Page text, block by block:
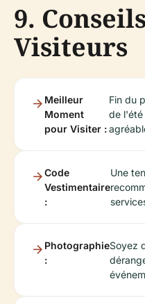
9.
Visiteurs
Meilleur
Moment
pour Visiter :
Fin du
de l'été
Code
Vestimentaire
:
Une
Photographie
:
Soyez